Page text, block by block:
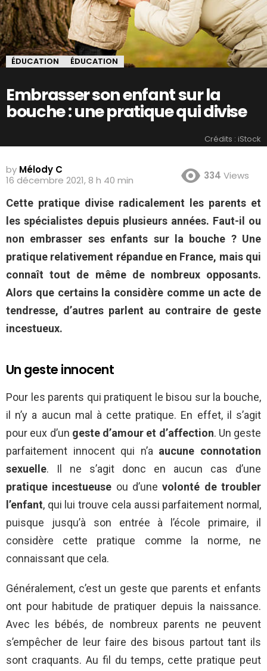
ÉDUCATION ÉDUCATION
Embrasser son enfant sur la
bouche : une pratique qui divise
Crédits : iStock
by Mélody C
16 décembre 2021, 8 h 40 min
334 Views
Cette pratique divise radicalement les parents et
les spécialistes depuis plusieurs années. Faut-il ou
non embrasser ses enfants sur la bouche ? Une
pratique relativement répandue en France, mais qui
connaît tout de même de nombreux opposants.
Alors que certains la considère comme un acte de
tendresse, d’autres parlent au contraire de geste
incestueux.
Un geste innocent
Pour les parents qui pratiquent le bisou sur la bouche,
il n’y a aucun mal à cette pratique. En effet, il s’agit
pour eux d’un geste d’amour et d’affection. Un geste
parfaitement innocent qui n’a aucune connotation
sexuelle. Il ne s’agit donc en aucun cas d’une
pratique incestueuse ou d’unevolonté de troubler
l’enfant, qui lui trouve cela aussi parfaitement normal,
puisque jusqu’à son entrée à l’école primaire, il
considère cette pratique comme la norme, ne
connaissant que cela.
Généralement, c’est un geste que parents et enfants
ont pour habitude de pratiquer depuis la naissance.
Avec les bébés, de nombreux parents ne peuvent
s’empêcher de leur faire des bisous partout tant ils
sont craquants. Au fil du temps, cette pratique peut